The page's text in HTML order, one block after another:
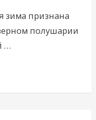
зима признана
полушарии
…